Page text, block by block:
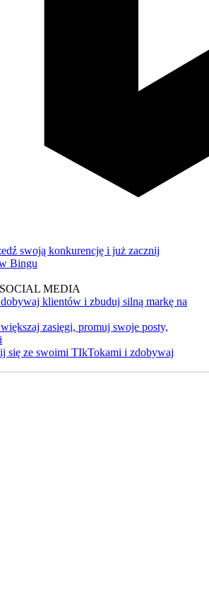
swoją konkurencję i już zacznij
Bingu
MEDIA
klientów i zbuduj silną markę na
zasięgi, promuj swoje posty,
się ze swoimi TIkTokami i zdobywaj